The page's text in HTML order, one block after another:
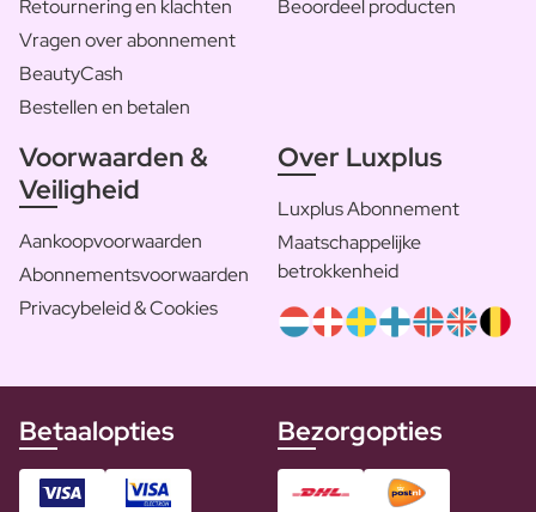
Retournering en klachten
Vragen over abonnement
BeautyCash
Bestellen en betalen
Beoordeel producten
Voorwaarden &
Veiligheid
Aankoopvoorwaarden
Abonnementsvoorwaarden
Privacybeleid & Cookies
Over Luxplus
Luxplus Abonnement
Maatschappelijke
betrokkenheid
Betaalopties Bezorgopties